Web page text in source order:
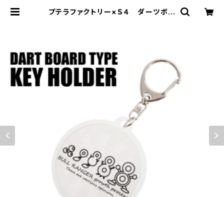
プテラファクトリー×Ｓ４ ダーツボー